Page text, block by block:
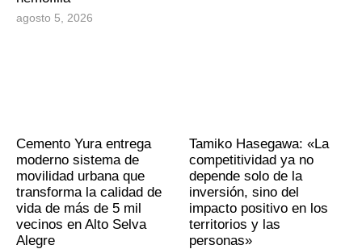
agosto 5, 2026
Cemento Yura entrega
moderno sistema de
movilidad urbana que
transforma la calidad de
vida de más de 5 mil
vecinos en Alto Selva
Alegre
Tamiko Hasegawa: «La
competitividad ya no
depende solo de la
inversión, sino del
impacto positivo en los
territorios y las
personas»